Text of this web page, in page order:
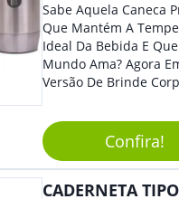
Sabe Aquela Caneca
Que Mantém A
Ideal Da Bebida E
Mundo Ama? Agora
Versão De Brinde
Sua Marca Com Muito
Acrescentar Ainda Mais
Praticidade À Eventos
De Exposição.
Confira!
CADERNETA TIPO